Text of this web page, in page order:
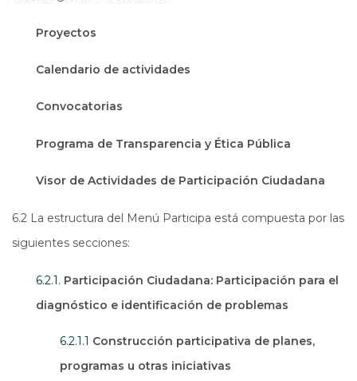
Proyectos
Calendario de actividades
Convocatorias
Programa de Transparencia y Ética Pública
Visor de Actividades de Participación Ciudadana
6.2 La estructura del Menú Participa está compuesta por las
siguientes secciones:
6.2.1. Participación Ciudadana: Participación para el
diagnóstico e identificación de problemas
6.2.1.1 Construcción participativa de planes,
programas u otras iniciativas